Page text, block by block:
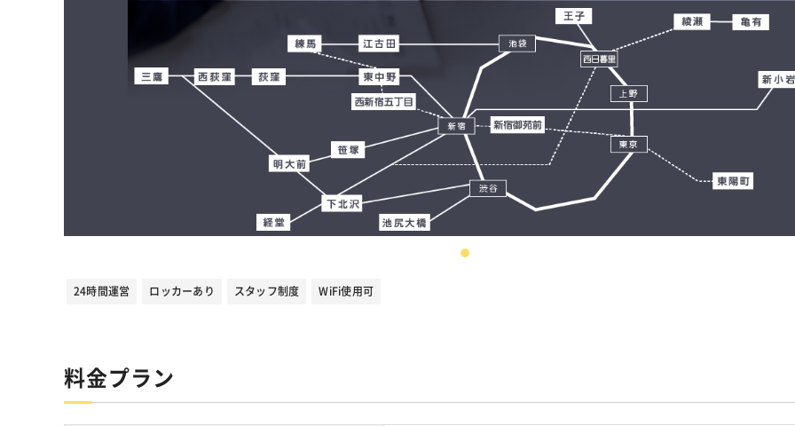
24時間運営 ロッカーあり スタッフ制度 WiFi使用可
料金プラン